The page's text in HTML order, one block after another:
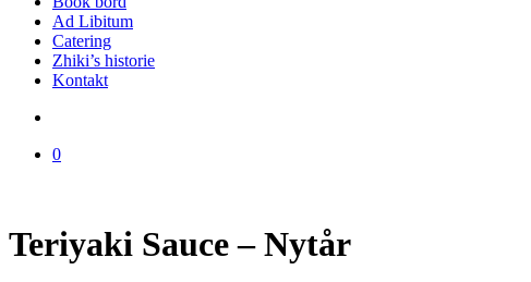
Ad Libitum
Catering
Zhiki’s historie
Kontakt
0
Teriyaki Sauce – Nytår